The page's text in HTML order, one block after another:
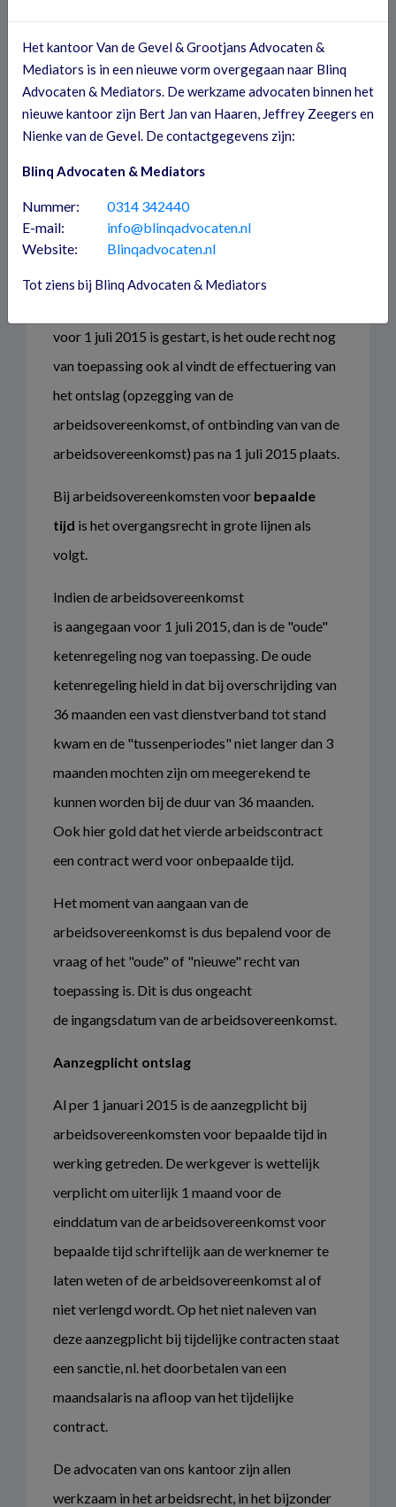
De regeling dat er bij de 4e
arbeidsovereenkomst een
arbeidsovereenkomst voor onbepaalde tijd tot
stand komt is na 1 juli 2015 hetzelfde gebleven.
Overgangsrecht
Bij ontslag in geval van een
arbeidsovereenkomst voor
tijd
geldt het volgende. Op een
voor 1 juli 2015 is gestart, is het oude recht nog
van toepassing ook al vindt de effectuering van
het ontslag (opzegging van de
arbeidsovereenkomst, of ontbinding van van de
arbeidsovereenkomst) pas na 1 juli 2015 plaats.
Bij arbeidsovereenkomsten voor bepaalde
tijd is het overgangsrecht in grote lijnen als
volgt.
Indien de arbeidsovereenkomst
is aangegaan voor 1 juli 2015, dan is de "oude"
ketenregeling nog van toepassing. De oude
ketenregeling hield in dat bij overschrijding van
36 maanden een vast dienstverband tot stand
kwam en de "tussenperiodes" niet langer dan 3
maanden mochten zijn om meegerekend te
kunnen worden bij de duur van 36 maanden.
Ook hier gold dat het vierde arbeidscontract
een contract werd voor onbepaalde tijd.
Het moment van aangaan van de
arbeidsovereenkomst is dus bepalend voor de
vraag of het "oude" of "nieuwe" recht van
toepassing is. Dit is dus ongeacht
de ingangsdatum van de arbeidsovereenkomst.
Aanzegplicht ontslag
Al per 1 januari 2015 is de aanzegplicht bij
arbeidsovereenkomsten voor bepaalde tijd in
werking getreden. De werkgever is wettelijk
verplicht om uiterlijk 1 maand voor de
einddatum van de arbeidsovereenkomst voor
bepaalde tijd schriftelijk aan de werknemer te
laten weten of de arbeidsovereenkomst al of
niet verlengd wordt. Op het niet naleven van
deze aanzegplicht bij tijdelijke contracten staat
een sanctie, nl. het doorbetalen van een
maandsalaris na afloop van het tijdelijke
contract.
De advocaten van ons kantoor zijn allen
werkzaam in het arbeidsrecht, in het bijzonder
Het kantoor Van de Gevel & Grootjans Advocaten &
Mediators is in een nieuwe vorm overgegaan naar Blinq
Advocaten & Mediators. De werkzame advocaten binnen het
nieuwe kantoor zijn Bert Jan van Haaren, Jeffrey Zeegers en
Nienke van de Gevel. De contactgegevens zijn:
Blinq Advocaten & Mediators
Nummer:
0314 342440
E-mail:
info@blinqadvocaten.nl
Website:
Blinqadvocaten.nl
Tot ziens bij Blinq Advocaten & Mediators